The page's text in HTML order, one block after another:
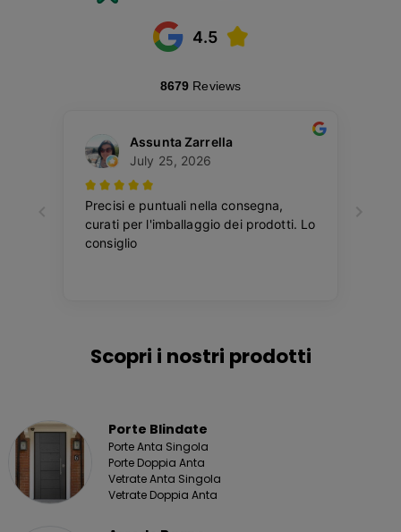
Scopri i nostri prodotti
Porte Blindate
Porte Anta Singola
Porte Doppia Anta
Vetrate Anta Singola
Vetrate Doppia Anta